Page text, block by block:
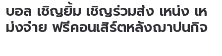
บอล เชิญยิ้ม เชิญร่วมส่ง เหน่ง เห
ม่งจ๋าย ฟรีคอนเสิร์ตหลังฌาปนกิจ